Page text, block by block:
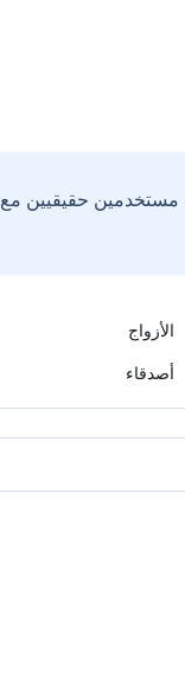
مستخدمين حقيقيين مع
الأزواج
أصدقاء